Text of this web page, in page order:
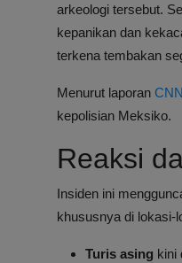
arkeologi tersebut.
kepanikan dan
terkena tembakan
Menurut laporan
kepolisian Meksiko.
Reaksi
Insiden ini
khususnya di lokasi-
Turis asing kini